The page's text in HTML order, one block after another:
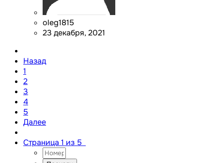
oleg1815
23 декабря, 2021
Назад
1
2
3
4
5
Далее
Страница 1 из 5